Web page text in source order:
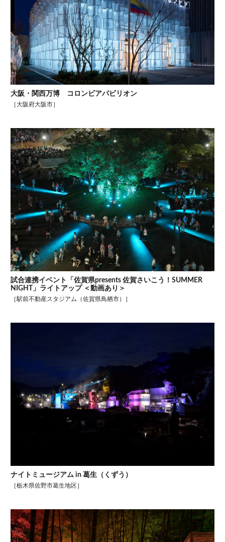
大阪・関西万博 コロンビアパビリオン
［大阪府大阪市］
試合連携イベント「佐賀県presents 佐賀さいこう！SUMMER
NIGHT」ライトアップ ＜動画あり＞
［駅前不動産スタジアム（佐賀県鳥栖市）］
ナイトミュージアム in 葛生（くずう）
［栃木県佐野市葛生地区］